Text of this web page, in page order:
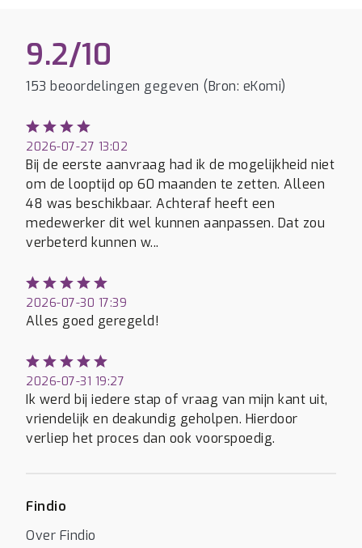
9.2/10
153 beoordelingen gegeven (Bron: eKomi)
2026-07-27 13:02
Bij de eerste aanvraag had ik de mogelijkheid niet
om de looptijd op 60 maanden te zetten. Alleen
48 was beschikbaar. Achteraf heeft een
medewerker dit wel kunnen aanpassen. Dat zou
verbeterd kunnen w...
2026-07-30 17:39
Alles goed geregeld!
2026-07-31 19:27
Ik werd bij iedere stap of vraag van mijn kant uit,
vriendelijk en deakundig geholpen. Hierdoor
verliep het proces dan ook voorspoedig.
Findio
Over Findio